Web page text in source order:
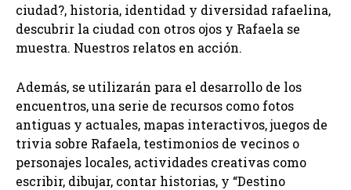
ciudad?, historia, identidad y diversidad rafaelina,
descubrir la ciudad con otros ojos y Rafaela se
muestra. Nuestros relatos en acción.
Además, se utilizarán para el desarrollo de los
encuentros, una serie de recursos como fotos
antiguas y actuales, mapas interactivos, juegos de
trivia sobre Rafaela, testimonios de vecinos o
personajes locales, actividades creativas como
escribir, dibujar, contar historias, y “Destino